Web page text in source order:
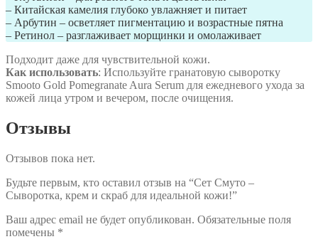
– Китайская камелия глубоко увлажняет и питает
– Арбутин – осветляет пигментацию и возрастные пятна
– Ретинол – разглаживает морщинки и омолаживает
Подходит даже для чувствительной кожи.
Как использовать: Используйте гранатовую сыворотку
Smooto Gold Pomegranate Aura Serum для ежедневого ухода за
кожей лица утром и вечером, после очищения.
Отзывы
Отзывов пока нет.
Будьте первым, кто оставил отзыв на “Сет Смуто –
Сыворотка, крем и скраб для идеальной кожи!”
Ваш адрес email не будет опубликован. Обязательные поля
помечены *